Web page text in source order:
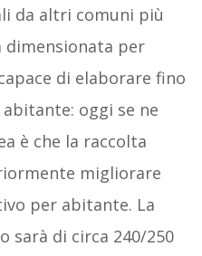
da altri comuni più
dimensionata per
di elaborare fino
oggi se ne
è che la raccolta
migliorare
per abitante. La
sarà di circa 240/250